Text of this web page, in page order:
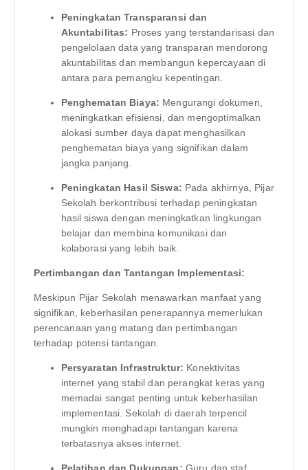
Peningkatan Transparansi dan
Akuntabilitas: Proses yang terstandarisasi dan
pengelolaan data yang transparan mendorong
akuntabilitas dan membangun kepercayaan di
antara para pemangku kepentingan.
Penghematan Biaya: Mengurangi dokumen,
meningkatkan efisiensi, dan mengoptimalkan
alokasi sumber daya dapat menghasilkan
penghematan biaya yang signifikan dalam
jangka panjang.
Peningkatan Hasil Siswa: Pada akhirnya, Pijar
Sekolah berkontribusi terhadap peningkatan
hasil siswa dengan meningkatkan lingkungan
belajar dan membina komunikasi dan
kolaborasi yang lebih baik.
Pertimbangan dan Tantangan Implementasi:
Meskipun Pijar Sekolah menawarkan manfaat yang
signifikan, keberhasilan penerapannya memerlukan
perencanaan yang matang dan pertimbangan
terhadap potensi tantangan.
Persyaratan Infrastruktur: Konektivitas
internet yang stabil dan perangkat keras yang
memadai sangat penting untuk keberhasilan
implementasi. Sekolah di daerah terpencil
mungkin menghadapi tantangan karena
terbatasnya akses internet.